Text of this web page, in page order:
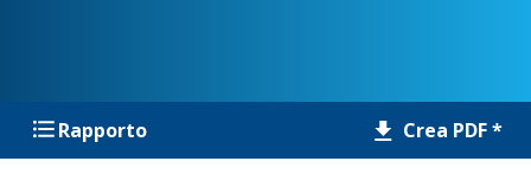
Rapporto Crea PDF *